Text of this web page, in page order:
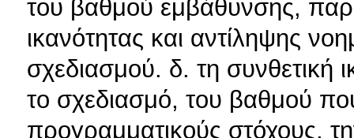
του βαθμού εμβάθυνσης,
ικανότητας και αντίληψης
σχεδιασμού. δ. τη συνθετική
το σχεδιασμό, του βαθμού
προγραμματικούς στόχους,